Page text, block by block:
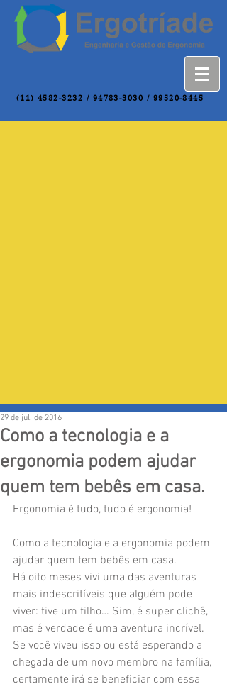
(11) 4582-3232 / 94783-3030 / 99520-8445
Como a tecnologia e a
ergonomia podem ajudar
quem tem bebês em casa.
29 de jul. de 2016
Ergonomia é tudo, tudo é ergonomia!
Como a tecnologia e a ergonomia podem
ajudar quem tem bebês em casa.
Há oito meses vivi uma das aventuras
mais indescritíveis que alguém pode
viver: tive um filho… Sim, é super clichê,
mas é verdade é uma aventura incrível.
Se você viveu isso ou está esperando a
chegada de um novo membro na família,
certamente irá se beneficiar com essa